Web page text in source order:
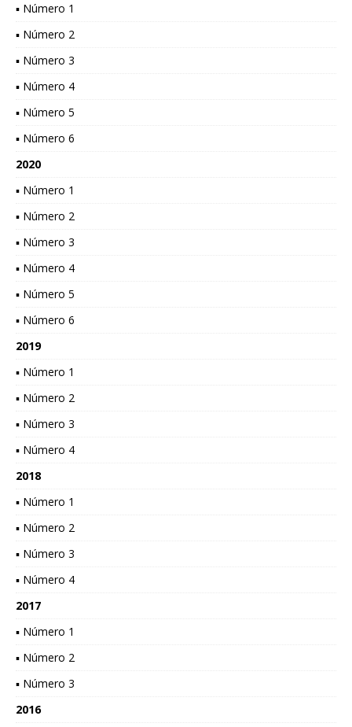
▪ Número 1
▪ Número 2
▪ Número 3
▪ Número 4
▪ Número 5
▪ Número 6
2020
▪ Número 1
▪ Número 2
▪ Número 3
▪ Número 4
▪ Número 5
▪ Número 6
2019
▪ Número 1
▪ Número 2
▪ Número 3
▪ Número 4
2018
▪ Número 1
▪ Número 2
▪ Número 3
▪ Número 4
2017
▪ Número 1
▪ Número 2
▪ Número 3
2016